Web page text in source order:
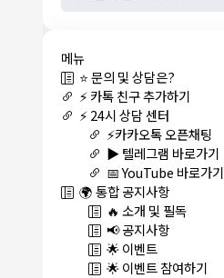
메뉴
⭐ 문의 및 상담은?
⚡ 카톡 친구 추가하기
⚡ 24시 상담 센터
⚡카카오톡 오픈채팅
▶️ 텔레그램 바로가기
📅 YouTube 바로가기
🌍 통합 공지사항
🔥 소개 및 필독
📢 공지사항
🌟 이벤트
🌟 이벤트 참여하기